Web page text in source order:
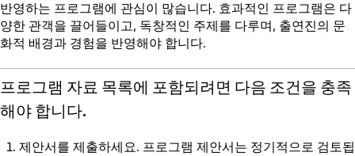
반영하는 프로그램에 관심이 많습니다. 효과적인 프로그램은 다
양한 관객을 끌어들이고, 독창적인 주제를 다루며, 출연진의 문
화적 배경과 경험을 반영해야 합니다.
프로그램 자료 목록에 포함되려면 다음 조건을 충족
해야 합니다.
제안서를 제출하세요. 프로그램 제안서는 정기적으로 검토됩